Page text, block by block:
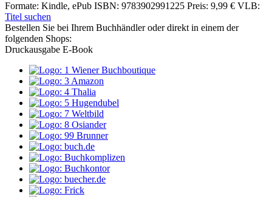
Formate: Kindle, ePub ISBN: 9783902991225 Preis: 9,99 € VLB:
Titel suchen
Bestellen Sie bei Ihrem Buchhändler oder direkt in einem der
folgenden Shops:
Druckausgabe E-Book